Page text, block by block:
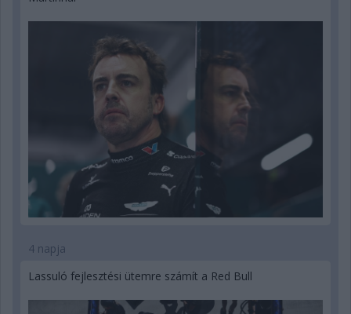
4 napja
Lassuló fejlesztési ütemre számít a Red Bull